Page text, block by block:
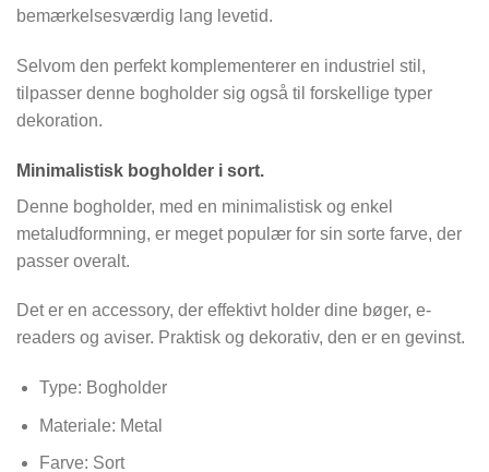
bemærkelsesværdig lang levetid.
Selvom den perfekt komplementerer en industriel stil,
tilpasser denne bogholder sig også til forskellige typer
dekoration.
Minimalistisk bogholder i sort.
Denne bogholder, med en minimalistisk og enkel
metaludformning, er meget populær for sin sorte farve, der
passer overalt.
Det er en accessory, der effektivt holder dine bøger, e-
readers og aviser. Praktisk og dekorativ, den er en gevinst.
Type: Bogholder
Materiale: Metal
Farve: Sort